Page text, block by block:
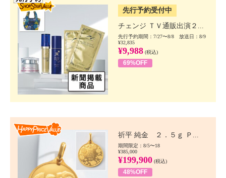
先行予約受付中
チェンジ ＴＶ通販出演２...
先行予約期間：7/27〜8/8 放送日：8/9
¥32,835
¥9,988 (税込)
69%OFF
祈平 純金 ２．５ｇ Ｐ...
期間限定：8/5〜18
¥385,000
¥199,900 (税込)
48%OFF